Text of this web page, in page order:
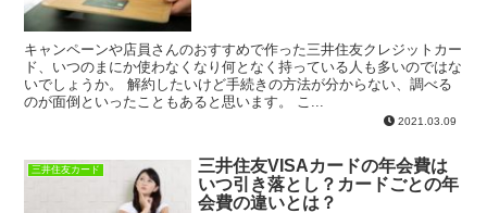
キャンペーンや店員さんのおすすめで作った三井住友クレジットカー
ド、いつのまにか使わなくなり何となく持っている人も多いのではな
いでしょうか。 解約したいけど手続きの方法が分からない、調べる
のが面倒といったこともあると思います。 こ...
2021.03.09
三井住友カード
三井住友VISAカードの年会費は
いつ引き落とし？カードごとの年
会費の違いとは？